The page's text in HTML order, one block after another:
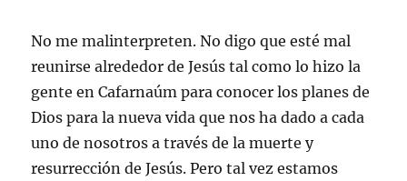
No me malinterpreten. No digo que esté mal
reunirse alrededor de Jesús tal como lo hizo la
gente en Cafarnaúm para conocer los planes de
Dios para la nueva vida que nos ha dado a cada
uno de nosotros a través de la muerte y
resurrección de Jesús. Pero tal vez estamos